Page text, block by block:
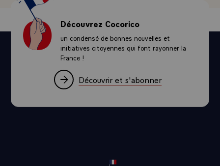
Découvrez Cocorico
un condensé de bonnes nouvelles et
initiatives citoyennes qui font rayonner la
France !
Découvrir et s'abonner